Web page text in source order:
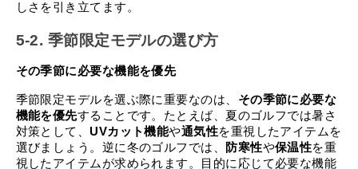
しさを引き立てます。
5-2. 季節限定モデルの選び方
その季節に必要な機能を優先
季節限定モデルを選ぶ際に重要なのは、 その季節に必要な
機能を優先することです。たとえば、夏のゴルフでは暑さ
対策として、UVカット機能や通気性を重視したアイテムを
選びましょう。逆に冬のゴルフでは、
防寒性や保温性を重
視したアイテムが求められます。目的に応じて必要な機能